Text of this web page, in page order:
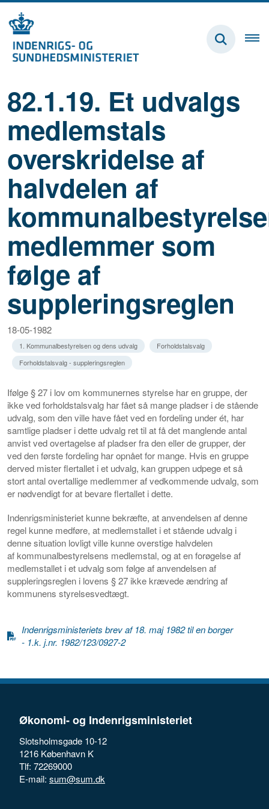
82.1.19. Et udvalgs
medlemstals
overskridelse af
halvdelen af
medlemmer som
følge af
suppleringsreglen
18-05-1982
1. Kommunalbestyrelsen og dens udvalg
Forholdstalsvalg
Forholdstalsvalg - suppleringsreglen
Ifølge § 27 i lov om kommunernes styrelse har en gruppe, der
ikke ved forholdstalsvalg har fået så mange pladser i de stående
udvalg, som den ville have fået ved en fordeling under ét, har
samtlige pladser i dette udvalg ret til at få det manglende antal
anvist ved overtagelse af pladser fra den eller de grupper, der
ved den første fordeling har opnået for mange. Hvis en gruppe
derved mister flertallet i et udvalg, kan gruppen udpege et så
stort antal overtallige medlemmer af vedkommende udvalg, som
er nødvendigt for at bevare flertallet i dette.
Indenrigsministeriet kunne bekræfte, at anvendelsen af denne
regel kunne medføre, at medlemstallet i et stående udvalg i
denne situation lovligt ville kunne overstige halvdelen
af kommunalbestyrelsens medlemstal, og at en forøgelse af
medlemstallet i et udvalg som følge af anvendelsen af
suppleringsreglen i lovens § 27 ikke krævede ændring af
kommunens styrelsesvedtægt.
Indenrigsministeriets brev af 18. maj 1982 til en borger
- 1.k. j.nr. 1982/123/0927-2
Økonomi- og Indenrigsministeriet
Slotsholmsgade 10-12
1216 København K
Tlf: 72269000
E-mail: sum@sum.dk